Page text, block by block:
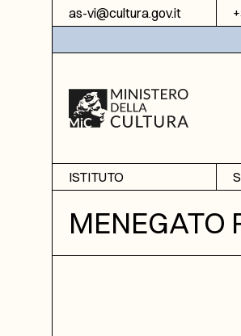
Vai al contenuto
as-vi@cultura.gov.it
ISTITUTO
Informazioni
Sezione di Bassano del
MENEGATO